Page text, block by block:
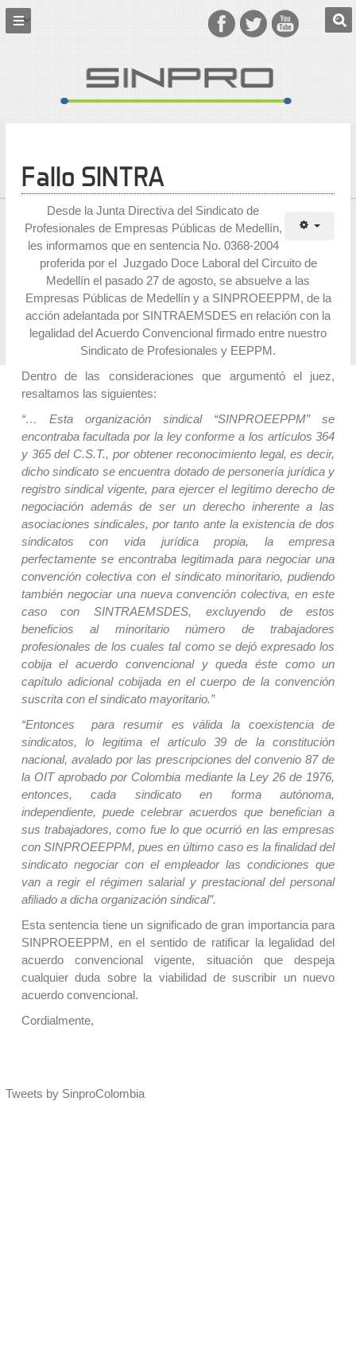
Fallo SINTRA
Desde la Junta Directiva del Sindicato de
Profesionales de Empresas Públicas de Medellín,
les informamos que en sentencia No. 0368-2004
proferida por el Juzgado Doce Laboral del Circuito de
Medellín el pasado 27 de agosto, se absuelve a las
Empresas Públicas de Medellín y a SINPROEEPPM, de la
acción adelantada por SINTRAEMSDES en relación con la
legalidad del Acuerdo Convencional firmado entre nuestro
Sindicato de Profesionales y EEPPM.
Dentro de las consideraciones que argumentó el juez,
resaltamos las siguientes:
“… Esta organización sindical “SINPROEEPPM” se
encontraba facultada por la ley conforme a los artículos 364
y 365 del C.S.T., por obtener reconocimiento legal, es decir,
dicho sindicato se encuentra dotado de personería jurídica y
registro sindical vigente, para ejercer el legítimo derecho de
negociación además de ser un derecho inherente a las
asociaciones sindicales, por tanto ante la existencia de dos
sindicatos con vida jurídica propia, la empresa
perfectamente se encontraba legitimada para negociar una
convención colectiva con el sindicato minoritario, pudiendo
también negociar una nueva convención colectiva, en este
caso con SINTRAEMSDES, excluyendo de estos
beneficios al minoritario número de trabajadores
profesionales de los cuales tal como se dejó expresado los
cobija el acuerdo convencional y queda éste como un
capítulo adicional cobijada en el cuerpo de la convención
suscrita con el sindicato mayoritario.”
“Entonces para resumir es válida la coexistencia de
sindicatos, lo legitima el artículo 39 de la constitución
nacional, avalado por las prescripciones del convenio 87 de
la OIT aprobado por Colombia mediante la Ley 26 de 1976,
entonces, cada sindicato en forma autónoma,
independiente, puede celebrar acuerdos que benefician a
sus trabajadores, como fue lo que ocurrió en las empresas
con SINPROEEPPM, pues en último caso es la finalidad del
sindicato negociar con el empleador las condiciones que
van a regir el régimen salarial y prestacional del personal
afiliado a dicha organización sindical”.
Esta sentencia tiene un significado de gran importancia para
SINPROEEPPM, en el sentido de ratificar la legalidad del
acuerdo convencional vigente, situación que despeja
cualquier duda sobre la viabilidad de suscribir un nuevo
acuerdo convencional.
Cordialmente,
Tweets by SinproColombia